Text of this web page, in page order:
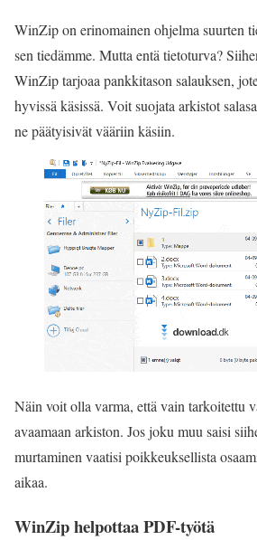
WinZip on erinomainen ohjelma suurten
sen tiedämme. Mutta entä tietoturva?
WinZip tarjoaa pankkitason salauksen,
hyvissä käsissä. Voit suojata arkistot
ne päätyisivät vääriin käsiin.
Näin voit olla varma, että vain tarkoitettu
avaamaan arkiston. Jos joku muu saisi
murtaminen vaatisi poikkeuksellista
aikaa.
WinZip helpottaa PDF-työtä